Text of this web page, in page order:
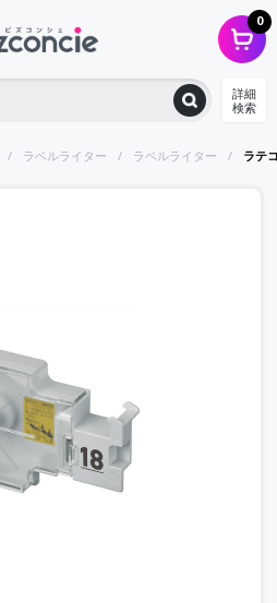
0
詳細
検索
ラベルライター ラベルライター ラテ